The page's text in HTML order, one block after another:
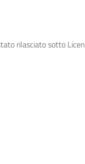
rilasciato sotto